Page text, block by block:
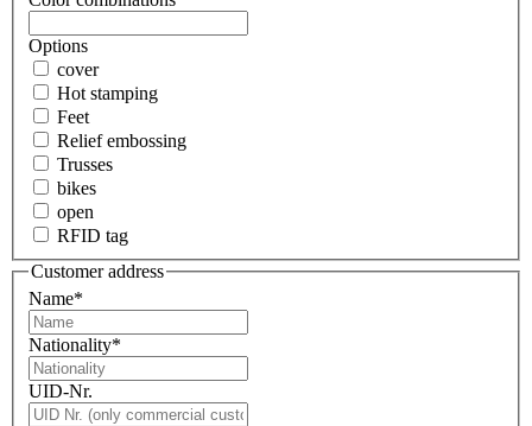
Options
cover
Hot stamping
Feet
Relief embossing
Trusses
bikes
open
RFID tag
Customer address
Name*
Nationality*
UID-Nr.